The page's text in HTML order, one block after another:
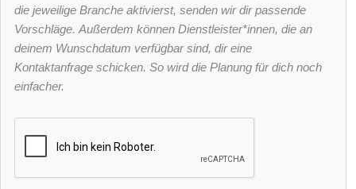
die jeweilige Branche aktivierst, senden wir dir passende
Vorschläge. Außerdem können Dienstleister*innen, die an
deinem Wunschdatum verfügbar sind, dir eine
Kontaktanfrage schicken. So wird die Planung für dich noch
einfacher.